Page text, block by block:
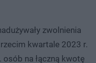
zwolnienia
kwartale 2023 r.
na łączną kwotę